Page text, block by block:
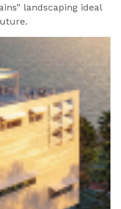
landscaping ideal